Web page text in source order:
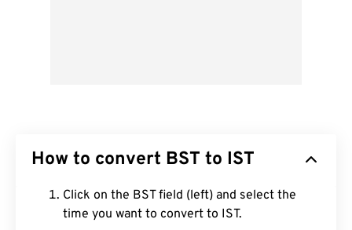
How to convert BST to IST
Click on the BST field (left) and select the
time you want to convert to IST.